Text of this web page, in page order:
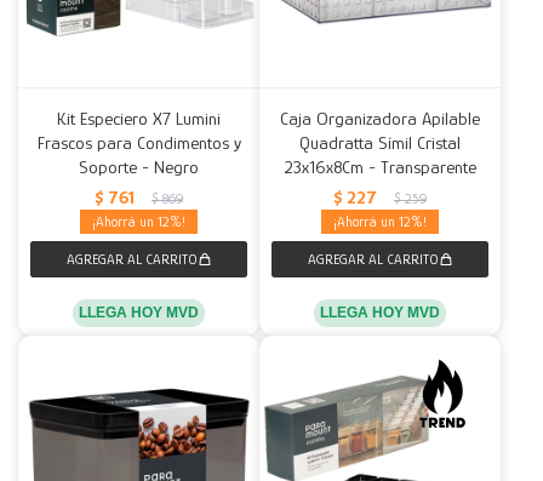
Kit Especiero X7 Lumini
Frascos para Condimentos y
Soporte - Negro
$ 761 $ 869
12
LLEGA HOY MVD
Caja Organizadora Apilable
Quadratta Símil Cristal
23x16x8Cm - Transparente
$ 227 $ 259
12
LLEGA HOY MVD